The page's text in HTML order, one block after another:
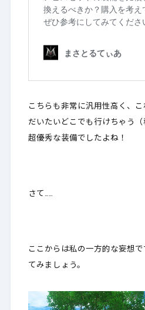
こちらも非常に汎用性高く、こ
だいたいどこでも行けちゃう（
超優秀な装備でしたよね！
さて……
ここからは私の一方的な妄想
てみましょう。